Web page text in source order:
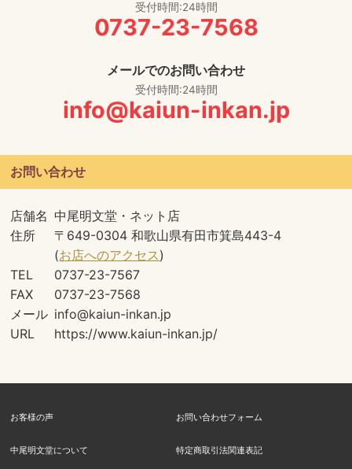
受付時間:24時間
0737-23-7568
メールでのお問い合わせ
受付時間:24時間
info@kaiun-inkan.jp
お問い合わせ
店舗名 中尾明文堂・ネット店
住所
〒649-0304 和歌山県有田市箕島443-4
(お店へのアクセス)
TEL
0737-23-7567
FAX
0737-23-7568
メール info@kaiun-inkan.jp
URL
https://www.kaiun-inkan.jp/
お客様の声 お問い合わせフォーム
中尾明文堂について 特定商取引法関連表記